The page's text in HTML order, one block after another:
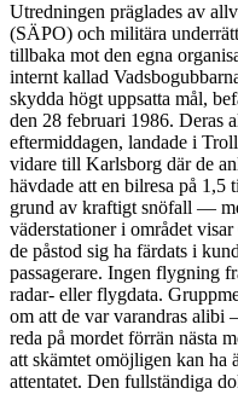
Utredningen präglades av
(SÄPO) och militära
tillbaka mot den egna
internt kallad
skydda högt uppsatta mål,
den 28 februari 1986. Deras
eftermiddagen, landade i
vidare till Karlsborg där de
hävdade att en bilresa på 1,5
grund av kraftigt snöfall —
väderstationer i området
de påstod sig ha färdats i
passagerare. Ingen flygning
radar- eller flygdata.
om att de var varandras alibi
reda på mordet förrän nästa
att skämtet omöjligen kan ha
attentatet. Den fullständiga